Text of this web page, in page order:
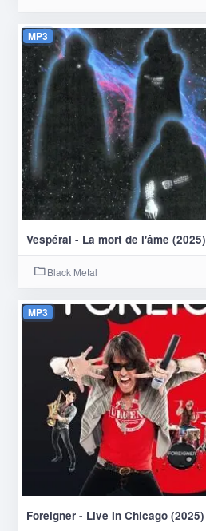
MP3
Vespéral - La mort de l'âme (2025)
Black Metal
MP3
Foreigner - Live In Chicago (2025)